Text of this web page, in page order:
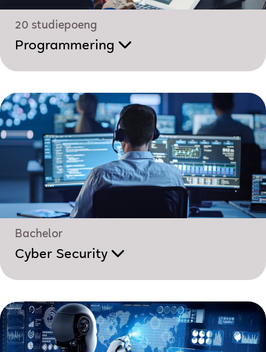
20 studiepoeng
Programmering
Bachelor
Cyber Security